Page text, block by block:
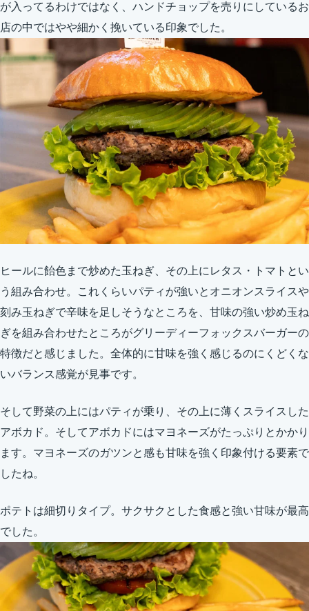
が入ってるわけではなく、ハンドチョップを売りにしているお
店の中ではやや細かく挽いている印象でした。
ヒールに飴色まで炒めた玉ねぎ、その上にレタス・トマトとい
う組み合わせ。これくらいパティが強いとオニオンスライスや
刻み玉ねぎで辛味を足しそうなところを、甘味の強い炒め玉ね
ぎを組み合わせたところがグリーディーフォックスバーガーの
特徴だと感じました。全体的に甘味を強く感じるのにくどくな
いバランス感覚が見事です。
そして野菜の上にはパティが乗り、その上に薄くスライスした
アボカド。そしてアボカドにはマヨネーズがたっぷりとかかり
ます。マヨネーズのガツンと感も甘味を強く印象付ける要素で
したね。
ポテトは細切りタイプ。サクサクとした食感と強い甘味が最高
でした。